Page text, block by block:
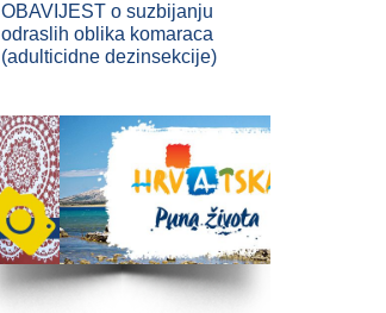
OBAVIJEST o suzbijanju
odraslih oblika komaraca
(adulticidne dezinsekcije)